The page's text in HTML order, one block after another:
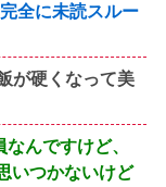
全に未読スルー
が硬くなって美
んですけど、
いつかないけど